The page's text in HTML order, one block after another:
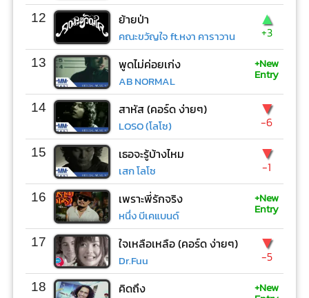
12 ย้ายป่า
คณะขวัญใจ ft.หงา คาราวาน
▲
+3
13 พูดไม่ค่อยเก่ง
AB NORMAL
+New
Entry
14 สาหัส (คอร์ด ง่ายๆ)
LOSO (โลโซ)
▼
-6
15 เธอจะรู้บ้างไหม
เสก โลโซ
▼
-1
16 เพราะพี่รักจริง
หนึ่ง บีเคแบนด์
+New
Entry
17 ใจเหลือเหลือ (คอร์ด ง่ายๆ)
Dr.Fuu
▼
-5
18 คิดถึง +New